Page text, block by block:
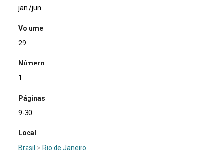
jan./jun.
Volume
29
Número
1
Páginas
9-30
Local
Brasil > Rio de Janeiro